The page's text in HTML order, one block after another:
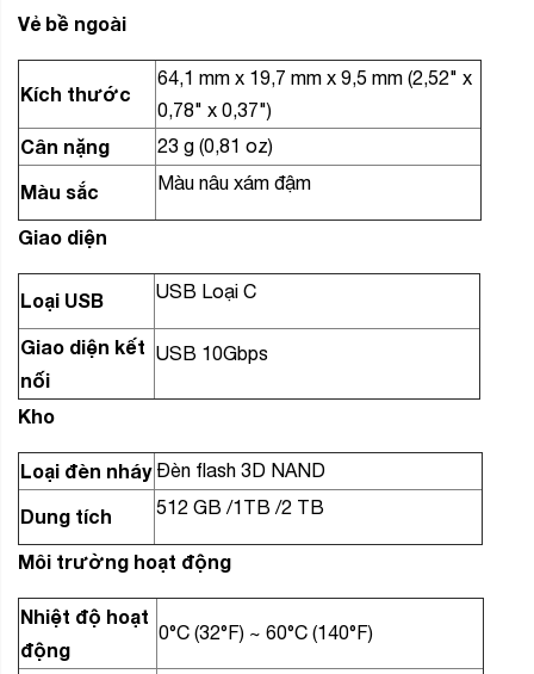
Vẻ bề ngoài
Kích thước
64,1 mm x 19,7 mm x 9,5 mm (2,52" x
0,78" x 0,37")
Cân nặng 23 g (0,81 oz)
Màu sắc Màu nâu xám đậm
Giao diện
Loại USB USB Loại C
Giao diện kết
nối
USB 10Gbps
Kho
Loại đèn nháy Đèn flash 3D NAND
Dung tích 512 GB /1TB /2 TB
Môi trường hoạt động
Nhiệt độ hoạt
động
0°C (32°F) ~ 60°C (140°F)